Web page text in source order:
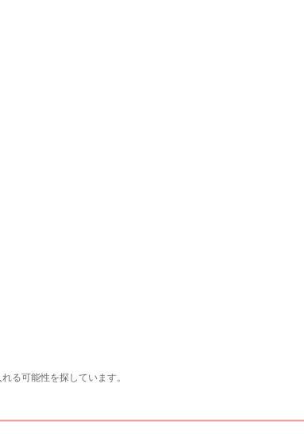
る可能性を探しています。